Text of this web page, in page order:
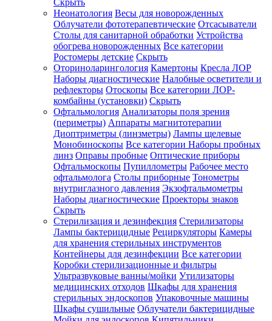
Скрыть
Неонатология Весы для новорожденных
Облучатели фототерапевтические Отсасыватели
Столы для санитарной обработки Устройства
обогрева новорожденных Все категории
Ростомеры детские Скрыть
Оториноларингология Камертоны Кресла ЛОР
Наборы диагностические Налобные осветители и
рефлекторы Отоскопы Все категории ЛОР-
комбайны (установки) Скрыть
Офтальмология Анализаторы поля зрения
(периметры) Аппараты магнитотерапии
Диоптриметры (линзметры) Лампы щелевые
Монобиноскопы Все категории Наборы пробных
линз Оправы пробные Оптические приборы
Офтальмоскопы Пупиллометры Рабочее место
офтальмолога Столы приборные Тонометры
внутриглазного давления Экзофтальмометры
Наборы диагностические Проекторы знаков
Скрыть
Стерилизация и дезинфекция Стерилизаторы
Лампы бактерицидные Рециркуляторы Камеры
для хранения стерильных инструментов
Контейнеры для дезинфекции Все категории
Коробки стерилизационные и фильтры
Ультразвуковые ванны/мойки Утилизаторы
медицинских отходов Шкафы для хранения
стерильных эндоскопов Упаковочные машины
Шкафы сушильные Облучатели бактерицидные